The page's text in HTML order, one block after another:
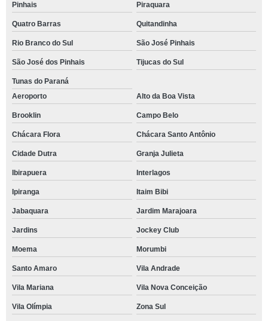
Pinhais Piraquara
Quatro Barras Quitandinha
Rio Branco do Sul São José Pinhais
São José dos Pinhais Tijucas do Sul
Tunas do Paraná
Aeroporto
Alto da Boa Vista
Brooklin Campo Belo
Chácara Flora Chácara Santo Antônio
Cidade Dutra Granja Julieta
Ibirapuera Interlagos
Ipiranga Itaim Bibi
Jabaquara Jardim Marajoara
Jardins Jockey Club
Moema Morumbi
Santo Amaro Vila Andrade
Vila Mariana Vila Nova Conceição
Vila Olímpia Zona Sul